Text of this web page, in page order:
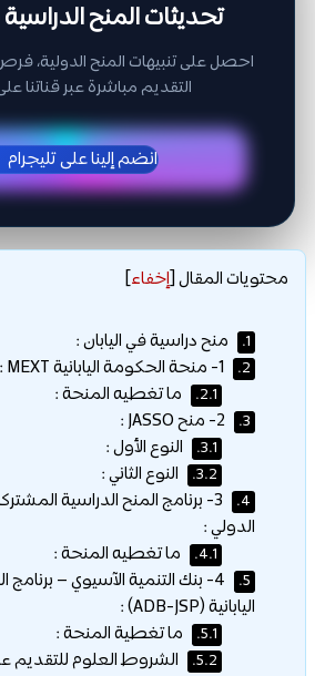
تحديثات المنح
احصل على تنبيهات المنح الدولية،
التقديم مباشرة عبر قناتنا
انضم إلينا على تليجرام
محتويات المقال[إخفاء]
1. منح دراسية في اليابان :
2.
2.1. ما تغطيه المنحة :
3.
3.1. النوع الأول :
3.2. النوع الثاني :
4.
3- برنامج المنح الدراسية
الدولي :
4.1. ما تغطيه المنحة :
5.
4- بنك التنمية الآسيوي – برنامج
اليابانية (ADB-JSP) :
5.1. ما تغطية المنحة :
5.2. الشروط العلوم للتقديم